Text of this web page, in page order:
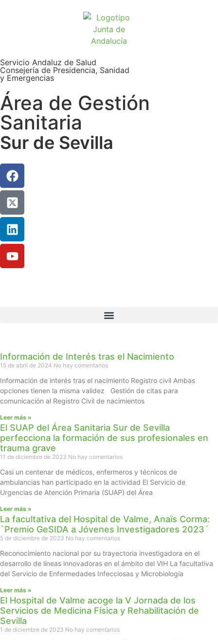
Servicio Andaluz de Salud
Consejería de Presidencia, Sanidad
y Emergencias
Área de Gestión
Sanitaria
Sur de Sevilla
Información de Interés tras el Nacimiento
15 de abril de 2024 No hay comentarios
Información de interés tras el nacimiento Registro civil Ambas
opciones tienen la misma validez Gestión de citas para
comunicación al Registro Civil de nacimientos
Leer más »
El SUAP del Área Sanitaria Sur de Sevilla
perfecciona la formación de sus profesionales en
trauma grave
11 de diciembre de 2023 No hay comentarios
Casi un centenar de médicos, enfermeros y técnicos de
ambulancias han participado en la actividad El Servicio de
Urgencias de Atención Primaria (SUAP) del Área
Leer más »
La facultativa del Hospital de Valme, Anaïs Corma:
`Premio GeSIDA a Jóvenes Investigadores 2023´
5 de diciembre de 2023 No hay comentarios
Reconocimiento nacional por su trayectoria investigadora en el
desarrollo de líneas innovadoras en el ámbito del VIH La facultativa
del Servicio de Enfermedades Infecciosas y Microbiología
Leer más »
El Hospital de Valme acoge la V Jornada de los
Servicios de Medicina Física y Rehabilitación de
Sevilla
1 de diciembre de 2023 No hay comentarios